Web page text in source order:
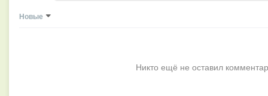
Новые
Никто ещё не оставил